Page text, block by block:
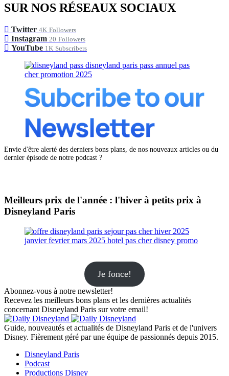
SUR NOS RÉSEAUX SOCIAUX
Twitter 4K Followers
Instagram 20 Followers
YouTube 1K Subscribers
Envie d'être alerté des derniers bons plans, de nos nouveaux articles ou du
dernier épisode de notre podcast ?
Meilleurs prix de l'année : l'hiver à petits prix à
Disneyland Paris
Je fonce!
Abonnez-vous à notre newsletter!
Recevez les meilleurs bons plans et les dernières actualités
concernant Disneyland Paris sur votre email!
Guide, nouveautés et actualités de Disneyland Paris et de l'univers
Disney. Fièrement géré par une équipe de passionnés depuis 2015.
Disneyland Paris
Podcast
Productions Disney